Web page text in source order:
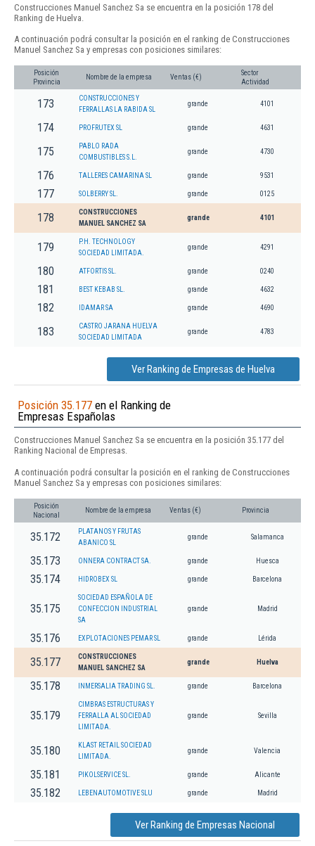
Construcciones Manuel Sanchez Sa se encuentra en la posición 178 del
Ranking de Huelva.
A continuación podrá consultar la posición en el ranking de Construcciones
Manuel Sanchez Sa y empresas con posiciones similares:
Posición
Provincia
Nombre de la empresa Ventas (€)
Sector
Actividad
173
CONSTRUCCIONES Y
FERRALLAS LA RABIDA SL
grande 4101
174 PROFRUTEX SL grande 4631
175
PABLO RADA
COMBUSTIBLES S.L.
grande 4730
176 TALLERES CAMARINA SL grande 9531
177 SOLBERRY SL. grande 0125
178
CONSTRUCCIONES
MANUEL SANCHEZ SA
grande 4101
179
P.H. TECHNOLOGY
SOCIEDAD LIMITADA.
grande 4291
180 ATFORTIS SL. grande 0240
181 BEST KEBAB SL. grande 4632
182 IDAMAR SA grande 4690
183
CASTRO JARANA HUELVA
SOCIEDAD LIMITADA
grande 4783
Ver Ranking de Empresas de Huelva
Posición 35.177 en el Ranking de
Empresas Españolas
Construcciones Manuel Sanchez Sa se encuentra en la posición 35.177 del
Ranking Nacional de Empresas.
A continuación podrá consultar la posición en el ranking de Construcciones
Manuel Sanchez Sa y empresas con posiciones similares:
Posición
Nacional
Nombre de la empresa Ventas (€) Provincia
35.172
PLATANOS Y FRUTAS
ABANICO SL
grande Salamanca
35.173 ONNERA CONTRACT SA. grande Huesca
35.174 HIDROBEX SL grande Barcelona
35.175
SOCIEDAD ESPAÑOLA DE
CONFECCION INDUSTRIAL
SA
grande Madrid
35.176 EXPLOTACIONES PEMAR SL grande Lérida
35.177
CONSTRUCCIONES
MANUEL SANCHEZ SA
grande Huelva
35.178 INMERSALIA TRADING SL. grande Barcelona
35.179
CIMBRAS ESTRUCTURAS Y
FERRALLA AL SOCIEDAD
LIMITADA.
grande Sevilla
35.180
KLAST RETAIL SOCIEDAD
LIMITADA.
grande Valencia
35.181 PIKOLSERVICE SL. grande Alicante
35.182 LEBENAUTOMOTIVE SLU grande Madrid
Ver Ranking de Empresas Nacional